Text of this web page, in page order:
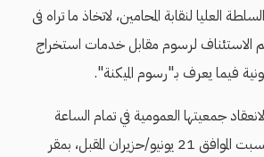
العليا لنقابة المحامين، لاتخاذ ما تراه فى
لرسوم مقابل خدمات استخراج
فيما يعرف بـ"رسوم الميكنة".
جمعيتها العمومية في تمام الساعة
الواحدة من ظهر يوم السبت الموافق 21 يونيو/حزيران المقبل، بمقر